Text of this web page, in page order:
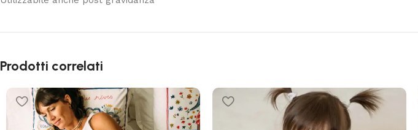
Prodotti correlati